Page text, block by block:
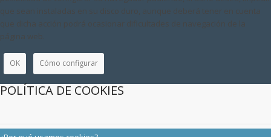
que sean instaladas en su disco duro, aunque deberá tener en cuenta
que dicha acción podrá ocasionar dificultades de navegación de la
página web.
OK Cómo configurar
POLÍTICA DE COOKIES